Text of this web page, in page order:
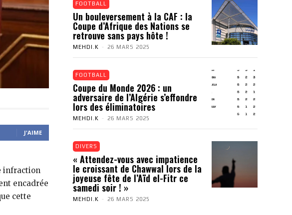
J'AIME
infraction
encadrée
cette
FOOTBALL
Un bouleversement à la CAF : la
Coupe d’Afrique des Nations se
retrouve sans pays hôte !
MEHDI.K - 26 MARS 2025
FOOTBALL
Coupe du Monde 2026 : un
adversaire de l’Algérie s’effondre
lors des éliminatoires
MEHDI.K - 26 MARS 2025
DIVERS
« Attendez-vous avec impatience
le croissant de Chawwal lors de la
joyeuse fête de l’Aïd el-Fitr ce
samedi soir ! »
MEHDI.K - 26 MARS 2025